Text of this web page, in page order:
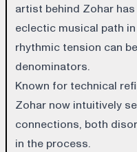
artist behind Zohar
eclectic musical path
rhythmic tension can
denominators.
Known for technical
Zohar now intuitively
connections, both
in the process.